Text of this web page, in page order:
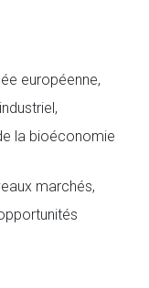
européenne,
la bioéconomie
marchés,